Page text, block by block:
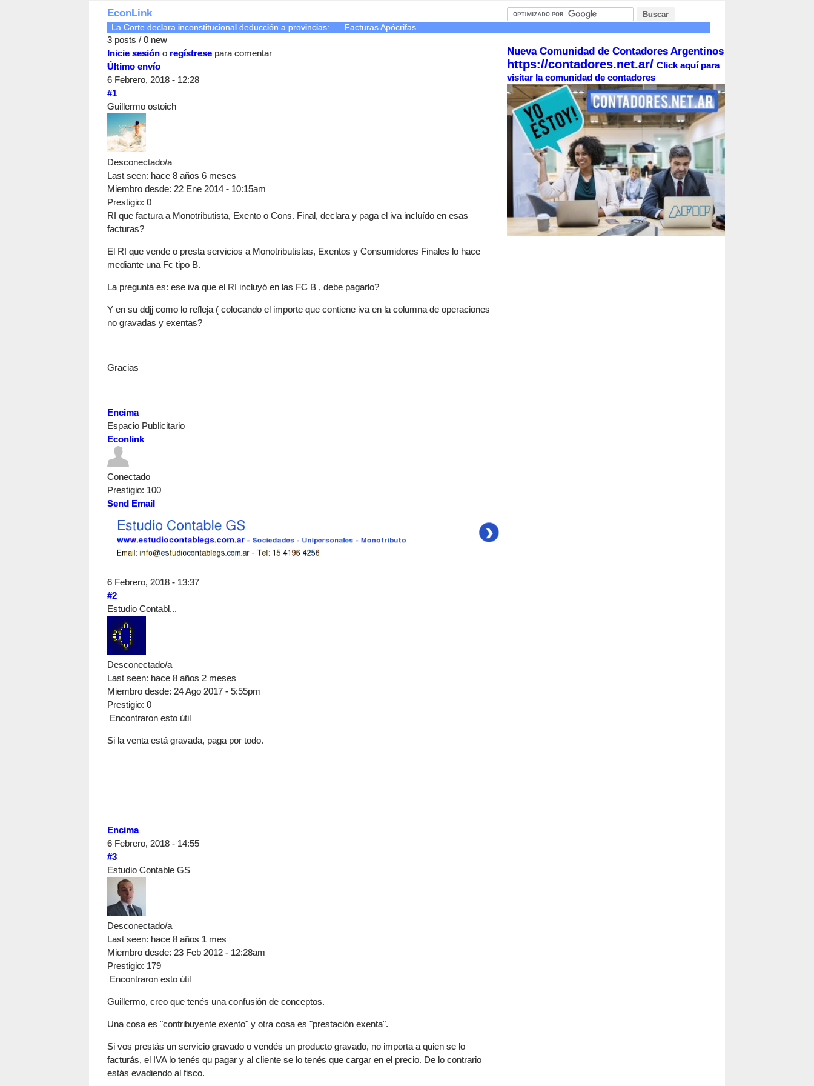
EconLink
La Corte declara inconstitucional deducción a provincias:... Facturas Apócrifas
3 posts / 0 new
Inicie sesión o regístrese para comentar
Último envío
6 Febrero, 2018 - 12:28
#1
Guillermo ostoich
Desconectado/a
Last seen: hace 8 años 6 meses
Miembro desde: 22 Ene 2014 - 10:15am
Prestigio: 0
RI que factura a Monotributista, Exento o Cons. Final, declara y paga el iva incluído en esas
facturas?
El RI que vende o presta servicios a Monotributistas, Exentos y Consumidores Finales lo hace
mediante una Fc tipo B.
La pregunta es: ese iva que el RI incluyó en las FC B , debe pagarlo?
Y en su ddjj como lo refleja ( colocando el importe que contiene iva en la columna de operaciones
no gravadas y exentas?
Gracias
Encima
Espacio Publicitario
Econlink
Conectado
Prestigio: 100
Send Email
6 Febrero, 2018 - 13:37
#2
Estudio Contabl...
Desconectado/a
Last seen: hace 8 años 2 meses
Miembro desde: 24 Ago 2017 - 5:55pm
Prestigio: 0
Encontraron esto útil
Si la venta está gravada, paga por todo.
Encima
6 Febrero, 2018 - 14:55
#3
Estudio Contable GS
Desconectado/a
Last seen: hace 8 años 1 mes
Miembro desde: 23 Feb 2012 - 12:28am
Prestigio: 179
Encontraron esto útil
Guillermo, creo que tenés una confusión de conceptos.
Una cosa es "contribuyente exento" y otra cosa es "prestación exenta".
Si vos prestás un servicio gravado o vendés un producto gravado, no importa a quien se lo
facturás, el IVA lo tenés qu pagar y al cliente se lo tenés que cargar en el precio. De lo contrario
estás evadiendo al fisco.
Nueva Comunidad de Contadores Argentinos
https://contadores.net.ar/ Click aquí para
visitar la comunidad de contadores